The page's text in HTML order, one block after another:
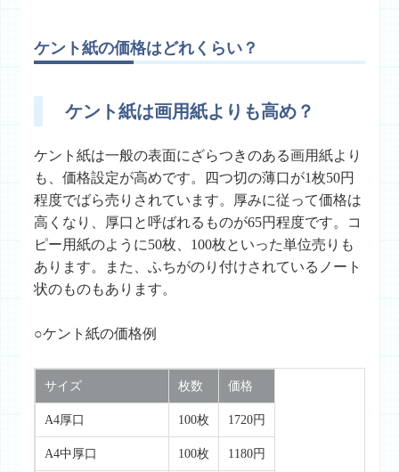
ケント紙の価格はどれくらい？
ケント紙は画用紙よりも高め？
ケント紙は一般の表面にざらつきのある画用紙より
も、価格設定が高めです。四つ切の薄口が1枚50円
程度でばら売りされています。厚みに従って価格は
高くなり、厚口と呼ばれるものが65円程度です。コ
ピー用紙のように50枚、100枚といった単位売りも
あります。また、ふちがのり付けされているノート
状のものもあります。
○ケント紙の価格例
サイズ 枚数 価格
A4厚口 100枚 1720円
A4中厚口 100枚 1180円